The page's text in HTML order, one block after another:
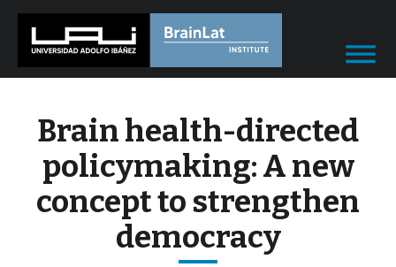
Brain health-directed
policymaking: A new
concept to strengthen
democracy